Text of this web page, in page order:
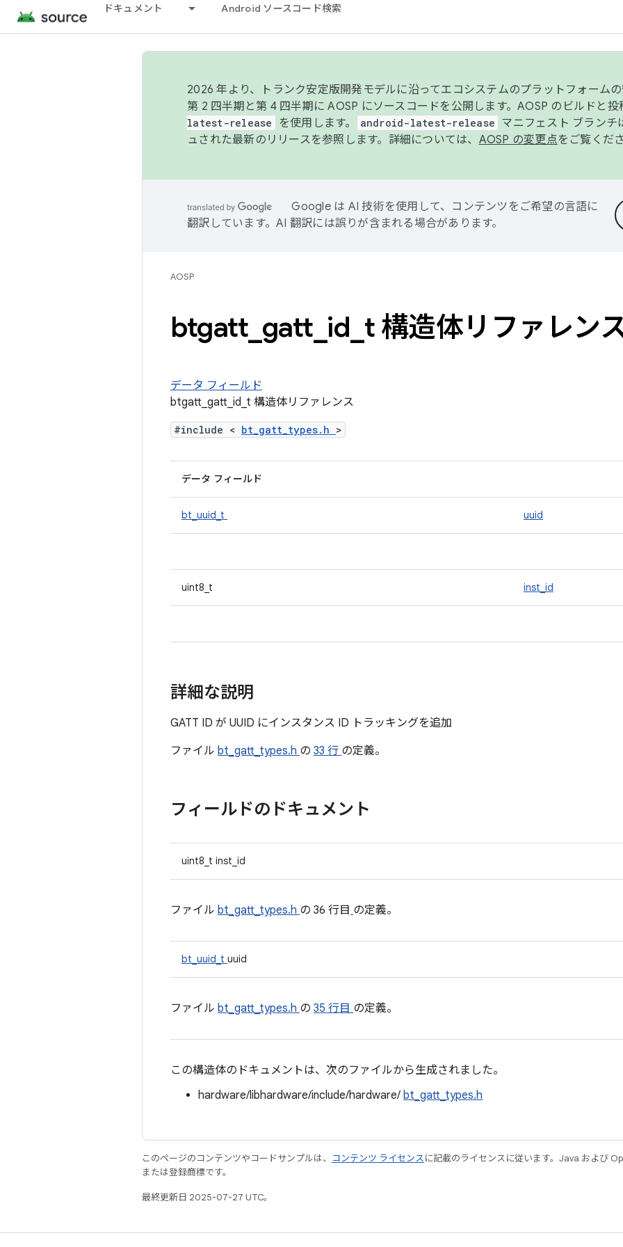
ドキュメント Android ソースコード検索
2026 年より、トランク安定版開発モデルに沿ってエコシステムのプラットフォーム
第 2 四半期と第 4 四半期に AOSP にソースコードを公開します。AOSP のビルドと投
latest-release を使用します。 android-latest-release マニフェスト ブランチ
ュされた最新のリリースを参照します。詳細については、 AOSP の変更点をご覧くだ
Google は AI 技術を使用して、コンテンツをご希望の言語に
翻訳しています。AI 翻訳には誤りが含まれる場合があります。
AOSP
btgatt gatt id t 構造体リファレン
データ フィールド
btgatt_gatt_id_t 構造体リファレンス
#include < bt_gatt_types.h >
データ フィールド
bt_uuid_t uuid
uint8_t inst_id
詳細な説明
GATT ID が UUID にインスタンス ID トラッキングを追加
ファイル bt_gatt_types.h の 33 行 の定義。
フィールドのドキュメント
uint8_t inst_id
ファイル bt_gatt_types.h の 36 行目 の定義。
bt_uuid_t uuid
ファイル bt_gatt_types.h の 35 行目 の定義。
この構造体のドキュメントは、次のファイルから生成されました。
hardware/libhardware/include/hardware/ bt_gatt_types.h
このページのコンテンツやコードサンプルは、 コンテンツ ライセンスに記載のライセンスに従います。Java および
または登録商標です。
最終更新日 2025-07-27 UTC。